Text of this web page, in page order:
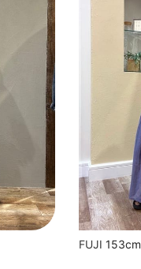
FUJI 153cm